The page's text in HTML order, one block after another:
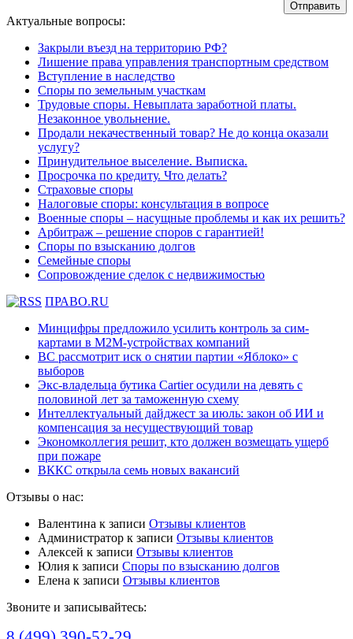
Актуальные вопросы:
Закрыли въезд на территорию РФ?
Лишение права управления транспортным средством
Вступление в наследство
Споры по земельным участкам
Трудовые споры. Невыплата заработной платы.
Незаконное увольнение.
Продали некачественный товар? Не до конца оказали
услугу?
Принудительное выселение. Выписка.
Просрочка по кредиту. Что делать?
Страховые споры
Налоговые споры: консультация в вопросе
Военные споры – насущные проблемы и как их решить?
Арбитраж – решение споров с гарантией!
Споры по взысканию долгов
Семейные споры
Сопровождение сделок с недвижимостью
ПРАВО.RU
Минцифры предложило усилить контроль за сим-
картами в M2M-устройствах компаний
ВС рассмотрит иск о снятии партии «Яблоко» с
выборов
Экс-владельца бутика Cartier осудили на девять с
половиной лет за таможенную схему
Интеллектуальный дайджест за июль: закон об ИИ и
компенсация за несуществующий товар
Экономколлегия решит, кто должен возмещать ущерб
при пожаре
ВККС открыла семь новых вакансий
Отзывы о нас:
Валентина к записи Отзывы клиентов
Администратор к записи Отзывы клиентов
Алексей к записи Отзывы клиентов
Юлия к записи Споры по взысканию долгов
Елена к записи Отзывы клиентов
Звоните и записывайтесь: